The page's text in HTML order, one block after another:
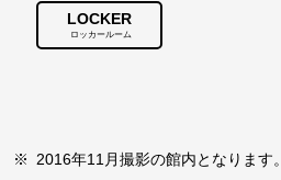
LOCKER
ロッカールーム
※ 2016年11月撮影の館内となります。